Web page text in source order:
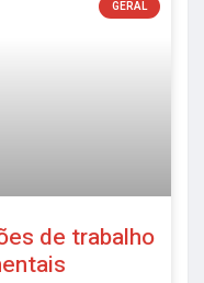
GERAL
de trabalho